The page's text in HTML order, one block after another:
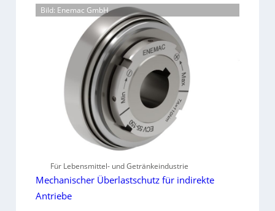
Bild: Enemac GmbH
Für Lebensmittel- und Getränkeindustrie
Mechanischer Überlastschutz für indirekte
Antriebe